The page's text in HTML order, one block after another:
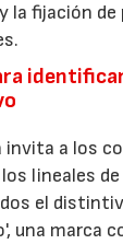
la fijación de
invita a los
lineales
el
una marca